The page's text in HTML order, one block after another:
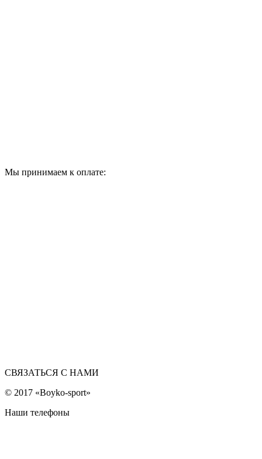
Мы принимаем к оплате:
СВЯЗАТЬСЯ С НАМИ
© 2017 «Boyko-sport»
Наши телефоны